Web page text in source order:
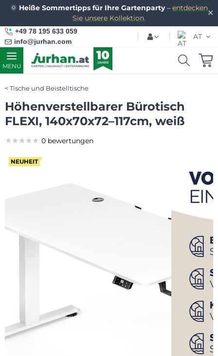
✕
🌞 Heiße Sommertipps für Ihre Gartenparty– entdecken
Sie unsere Kollektion.
+49 78 195 633 059
info@jurhan.com
AT
MENU
Tische und Beistelltische
Höhenverstellbarer Bürotisch
FLEXI, 140x70x72–117cm, weiß
NEUHEIT
★★★★★
★★★★★
★★★★★ 0 bewertungen